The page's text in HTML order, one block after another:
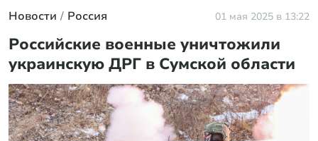
Новости Россия 01 мая 2025 в 13:22
Российские военные уничтожили
украинскую ДРГ в Сумской области